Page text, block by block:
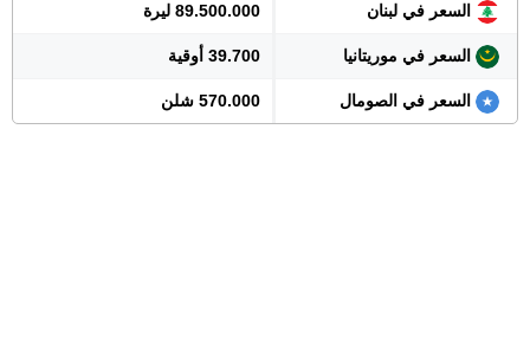
السعر في لبنان 89.500.000 ليرة
السعر في موريتانيا 39.700 أوقية
السعر في الصومال 570.000 شلن